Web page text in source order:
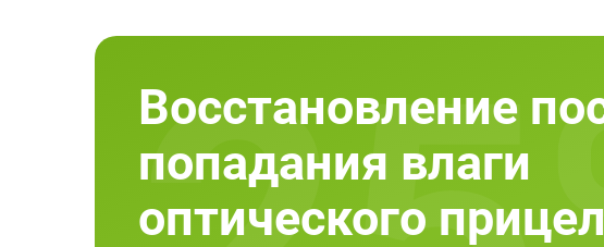
Восстановление
попадания влаги
оптического